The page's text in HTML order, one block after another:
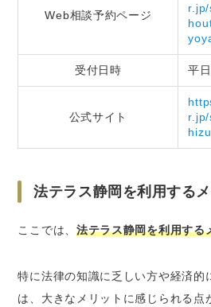
Web相談予約ページ
受付日時 平
公式サイト
法テラス静岡を利用する
ここでは、 法テラス静岡を利用する
特に法律の知識に乏しい方や経済的
は、大きなメリットに感じられる点